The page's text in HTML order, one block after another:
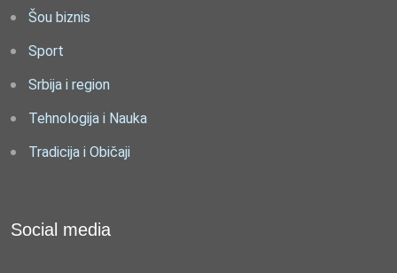
Šou biznis
Sport
Srbija i region
Tehnologija i Nauka
Tradicija i Običaji
Social media